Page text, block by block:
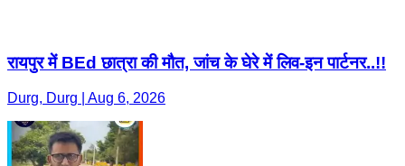
रायपुर में BEd छात्रा की मौत, जांच के घेरे में लिव-इन पार्टनर..!!
Durg, Durg | Aug 6, 2026